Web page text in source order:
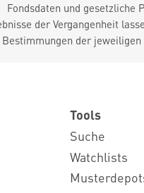
Fondsdaten und gesetzliche
der Vergangenheit
der
Tools
Suche
Watchlists